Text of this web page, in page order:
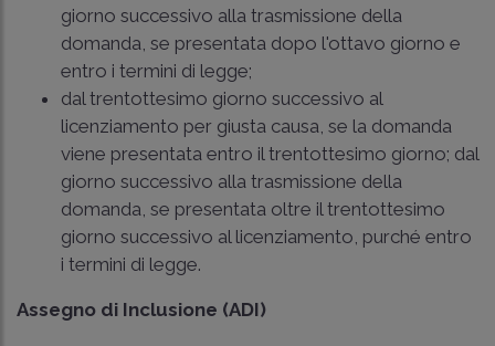
giorno successivo alla trasmissione della
domanda, se presentata dopo l'ottavo giorno e
entro i termini di legge;
dal trentottesimo giorno successivo al
licenziamento per giusta causa, se la domanda
viene presentata entro il trentottesimo giorno; dal
giorno successivo alla trasmissione della
domanda, se presentata oltre il trentottesimo
giorno successivo al licenziamento, purché entro
i termini di legge.
Assegno di Inclusione (ADI)